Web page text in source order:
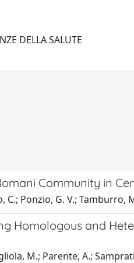
DELLA SALUTE
Community in
C.; Ponzio, G. V.; Tamburro,
Homologous and
M.; Parente, A.;